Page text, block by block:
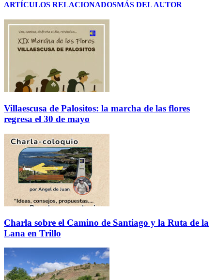
ARTÍCULOS RELACIONADOSMÁS DEL AUTOR
Villaescusa de Palositos: la marcha de las flores
regresa el 30 de mayo
Charla sobre el Camino de Santiago y la Ruta de la
Lana en Trillo